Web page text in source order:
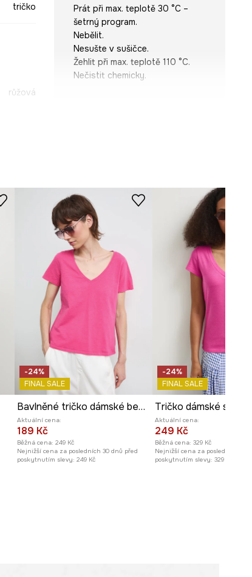
tričko
růžová
Prát při max. teplotě 30 °C –
šetrný program.
Nebělit.
Nesušte v sušičce.
Žehlit při max. teplotě 110 °C.
Nečistit chemicky.
ROZMĚRY
Míry uvedené pro velikost
S.
Délka
63 cm
Šířka podpaží :
Modelka na fotografii je vysoká
178 cm a má na sebe velikost S
Prohlédněte si rozměry
produktu
-24%
FINAL SALE
Bavlněné tričko dámské bez vzoru růžová barva
Aktuální cena:
189 Kč
Běžná cena: 249 Kč
Nejnižší cena za posledních 30 dnů před
poskytnutím slevy: 249 Kč
-24%
FINAL SALE
Aktuální cena:
249 Kč
Běžná cena: 329 Kč
Nejnižší cena za posledních 30
poskytnutím slevy: 329 Kč